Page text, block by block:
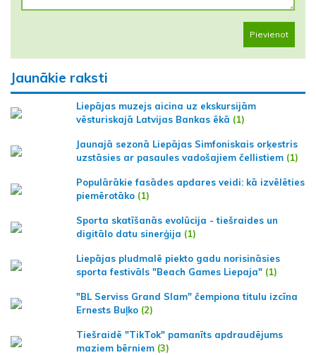
Pievienot
Jaunākie raksti
Liepājas muzejs aicina uz ekskursijām
vēsturiskajā Latvijas Bankas ēkā (1)
Jaunajā sezonā Liepājas Simfoniskais orķestris
uzstāsies ar pasaules vadošajiem čellistiem (1)
Populārākie fasādes apdares veidi: kā izvēlēties
piemērotāko (1)
Sporta skatīšanās evolūcija - tiešraides un
digitālo datu sinerģija (1)
Liepājas pludmalē piekto gadu norisināsies
sporta festivāls "Beach Games Liepaja" (1)
"BL Serviss Grand Slam" čempiona titulu izcīna
Ernests Buļko (2)
Tiešraidē "TikTok" pamanīts apdraudējums
maziem bērniem (3)